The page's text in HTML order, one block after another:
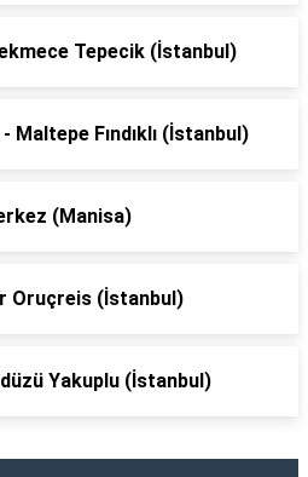
Tepecik (İstanbul)
Maltepe Fındıklı (İstanbul)
(Manisa)
Oruçreis (İstanbul)
Yakuplu (İstanbul)